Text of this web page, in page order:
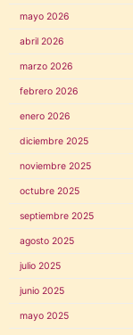
mayo 2026
abril 2026
marzo 2026
febrero 2026
enero 2026
diciembre 2025
noviembre 2025
octubre 2025
septiembre 2025
agosto 2025
julio 2025
junio 2025
mayo 2025